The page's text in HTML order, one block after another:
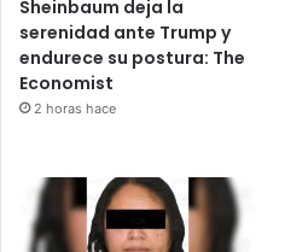
Sheinbaum deja la
serenidad ante Trump y
endurece su postura: The
Economist
2 horas hace